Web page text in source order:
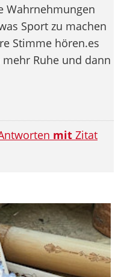
Wahrnehmungen
Sport zu machen
Stimme hören.es
Ruhe und dann
mit Zitat